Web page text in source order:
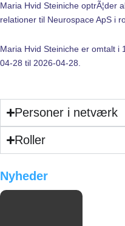
Maria Hvid Steiniche optrÃ¦der
relationer til Neurospace ApS i
Maria Hvid Steiniche er omtalt i
04-28 til 2026-04-28.
Personer i netværk
Roller
Nyheder